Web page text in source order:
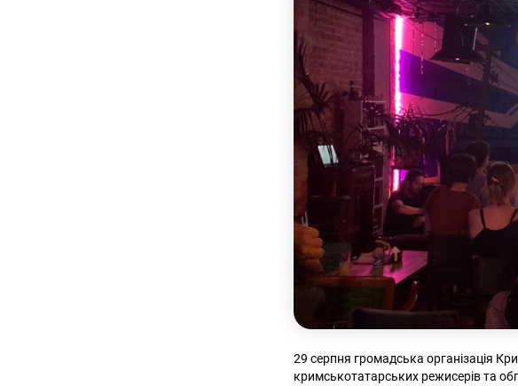
29 серпня громадська організація
кримськотатарських режисерів та